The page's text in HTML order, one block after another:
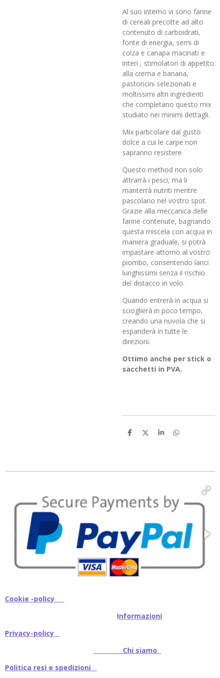
Al suo interno vi sono farine
di cereali precotte ad alto
contenuto di carboidrati,
fonte di energia, semi di
colza e canapa macinati e
interi , stimolatori di appetito
alla crema e banana,
pastoncini selezionati e
moltissimi altri ingredienti
che completano questo mix
studiato nei minimi dettagli.
Mix particolare dal gusto
dolce a cui le carpe non
sapranno resistere.
Questo method non solo
attrarrà i pesci, ma li
manterrà nutriti mentre
pascolano nel vostro spot.
Grazie alla meccanica delle
farine contenute, bagnando
questa miscela con acqua in
maniera graduale, si potrà
impastare attorno al vostro
piombo, consentendo lanci
lunghissimi senza il rischio
del distacco in volo.
Quando entrerà in acqua si
scioglierà in poco tempo,
creando una nuvola che si
espanderà in tutte le
direzioni.
Ottimo anche per stick o
sacchetti in PVA.
C
v
C
v
C
v
C
v
Cookie -policy
Informazioni
Privacy-policy
Chi siamo
Politica resi e spedizioni